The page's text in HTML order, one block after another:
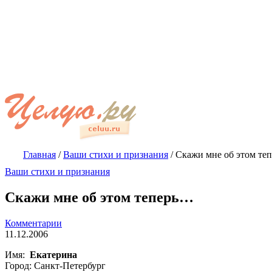
Главная /Ваши стихи и признания /Скажи мне об этом
Ваши стихи и признания
Скажи мне об этом теперь…
Комментарии
11.12.2006
Имя: Екатерина
Город: Санкт-Петербург